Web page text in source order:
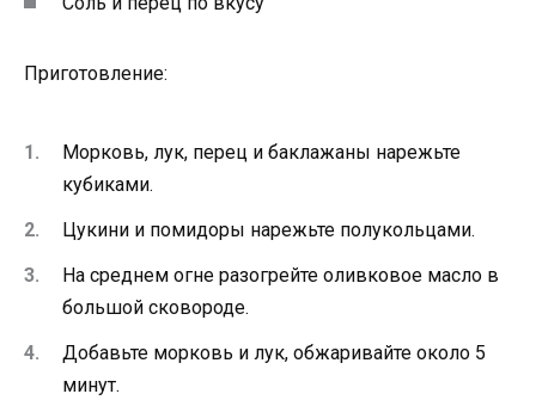
Приготовление:
Морковь, лук, перец и баклажаны нарежьте
кубиками.
Цукини и помидоры нарежьте полукольцами.
На среднем огне разогрейте оливковое масло в
большой сковороде.
Добавьте морковь и лук, обжаривайте около 5
минут.